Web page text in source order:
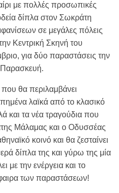
με πολλές προσωπικές
δίπλα στον Σωκράτη
σε μεγάλες πόλεις
Κεντρική Σκηνή του
για δύο παραστάσεις την
θα περιλαμβάνει
λαϊκά από το κλασικό
και τα νέα τραγούδια που
Μάλαμας και ο Οδυσσέας
κοινό και θα ζεσταίνει
δίπλα της και γύρω της μία
με την ενέργεια και το
των παραστάσεων!